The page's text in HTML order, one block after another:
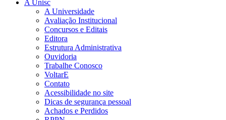
A Unisc
A Universidade
Avaliação Institucional
Concursos e Editais
Editora
Estrutura Administrativa
Ouvidoria
Trabalhe Conosco
VoltarE
Contato
Acessibilidade no site
Dicas de segurança pessoal
Achados e Perdidos